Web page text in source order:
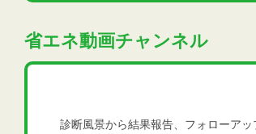
省エネ動画チャンネル
診断風景から結果報告、フォローア